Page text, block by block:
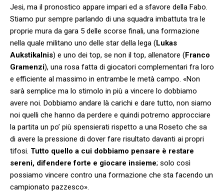
Jesi, ma il pronostico appare impari ed a sfavore della Fabo.
Stiamo pur sempre parlando di una squadra imbattuta tra le
proprie mura da gara 5 delle scorse finali, una formazione
nella quale militano uno delle star della lega (Lukas
Aukstikalnis) e uno dei top, se non il top, allenatore (Franco
Gramenzi), una rosa fatta di giocatori complementari fra loro
e efficiente al massimo in entrambe le metà campo. «Non
sarà semplice ma lo stimolo in più a vincere lo dobbiamo
avere noi. Dobbiamo andare là carichi e dare tutto, non siamo
noi quelli che hanno da perdere e quindi potremo approcciare
la partita un po’ più spensierati rispetto a una Roseto che sa
di avere la pressione di dover fare risultato davanti ai propri
tifosi. Tutto quello a cui dobbiamo pensare è restare
sereni, difendere forte e giocare insieme; solo così
possiamo vincere contro una formazione che sta facendo un
campionato pazzesco».